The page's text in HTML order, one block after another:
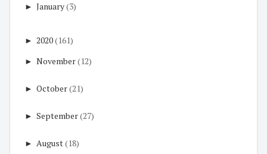
► January(3)
► 2020(161)
► November(12)
► October(21)
► September(27)
► August(18)